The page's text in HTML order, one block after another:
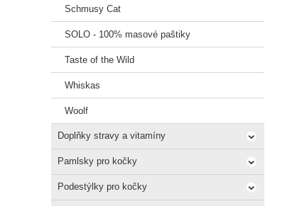
Schmusy Cat
SOLO - 100% masové paštiky
Taste of the Wild
Whiskas
Woolf
Doplňky stravy a vitamíny
Pamlsky pro kočky
Podestýlky pro kočky